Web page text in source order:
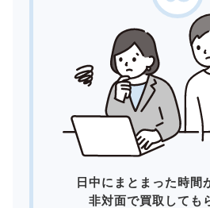
日中にまとまった時間
非対面で買取しても